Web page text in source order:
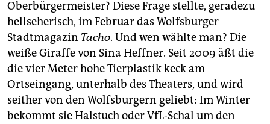
abo
genossenschaft
epaper login
Oberbürgermeister? Diese Frage stellte, geradezu
hellseherisch, im Februar das Wolfsburger
Stadtmagazin Tacho. Und wen wählte man? Die
weiße Giraffe von Sina Heffner. Seit 2009 äßt die
die vier Meter hohe Tierplastik keck am
Ortseingang, unterhalb des Theaters, und wird
seither von den Wolfsburgern geliebt: Im Winter
bekommt sie Halstuch oder VfL-Schal um den